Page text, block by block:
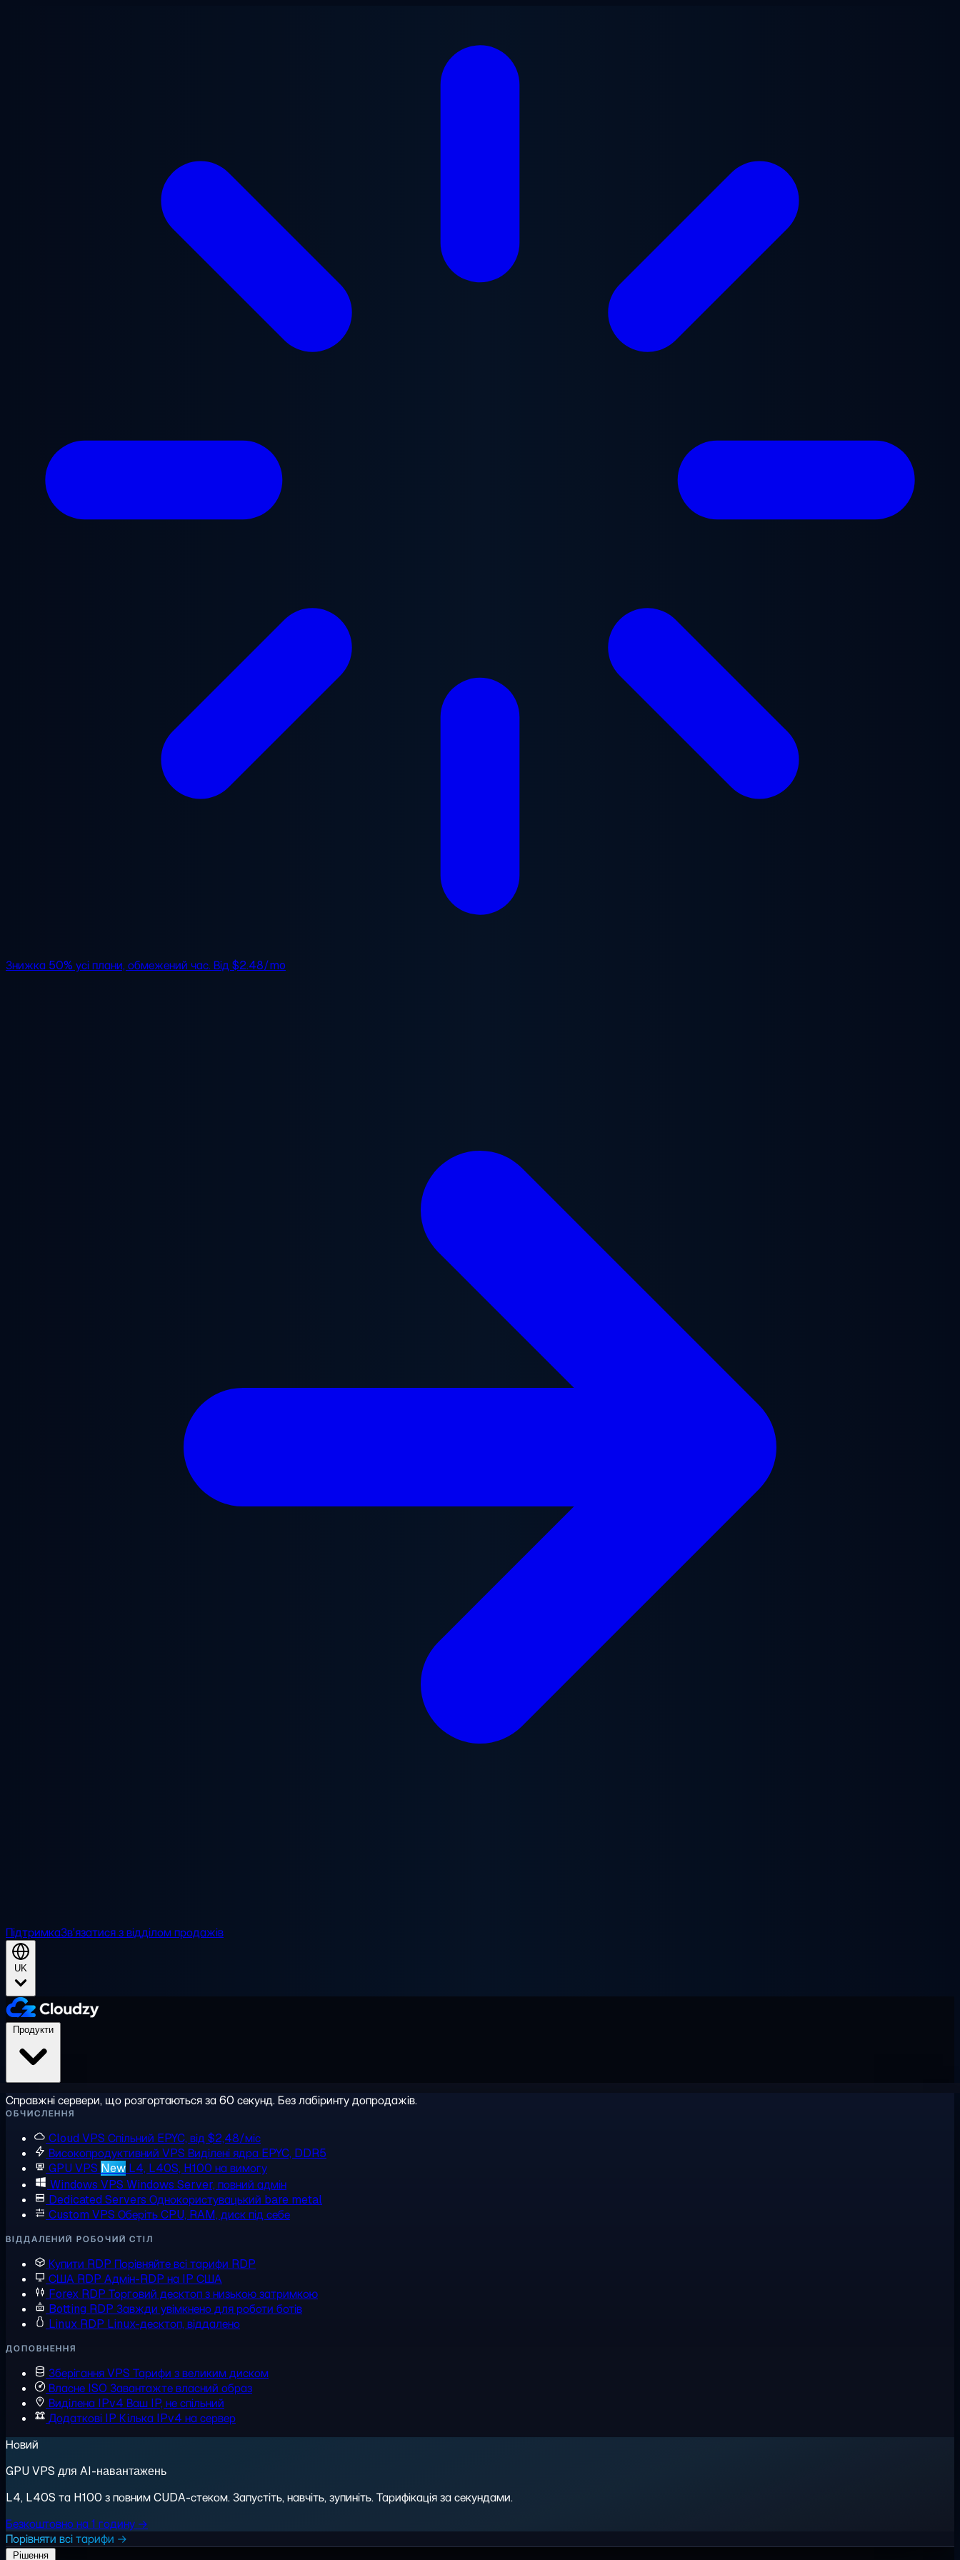
Знижка 50% усі плани, обмежений час. Від$2.48/mo
ПідтримкаЗв'язатися з відділом продажів
UK
Справжні сервери, що розгортаються за 60 секунд. Без лабіринту допродажів.
ОБЧИСЛЕННЯ
Cloud VPS Спільний EPYC, від $2,48/міс
Високопродуктивний VPS Виділені ядра EPYC, DDR5
GPU VPS New L4, L40S, H100 на вимогу
Windows VPS Windows Server, повний адмін
Dedicated Servers Однокористувацький bare metal
Custom VPS Оберіть CPU, RAM, диск під себе
ВІДДАЛЕНИЙ РОБОЧИЙ СТІЛ
Купити RDP Порівняйте всі тарифи RDP
США RDP Адмін-RDP на IP США
Forex RDP Торговий десктоп з низькою затримкою
Botting RDP Завжди увімкнено для роботи ботів
Linux RDP Linux-десктоп, віддалено
ДОПОВНЕННЯ
Зберігання VPS Тарифи з великим диском
Власне ISO Завантажте власний образ
Виділена IPv4 Ваш IP, не спільний
Додаткові IP Кілька IPv4 на сервер
Новий
GPU VPS для AI-навантажень
L4, L40S та H100 з повним CUDA-стеком. Запустіть, навчіть, зупиніть. Тарифікація за секундами.
Безкоштовно на 1 годину →
Порівняти всі тарифи →